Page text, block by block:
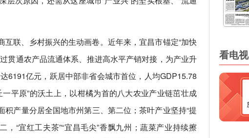
联、乡村振兴的生动画卷。近年来，宜昌市锚定“加快
贯通农产品流通体系、推进高水平产销对接，为产业升
6191亿元，跃居中部非省会城市首位，人均GDP15.78
平原”的沃土上，以柑橘为首的八大农业产业链茁壮成
产量分居全国地市州第三、第二位；茶叶产业坚持“提
“宜红工夫茶”“宜昌毛尖”香飘九州；蔬菜产业持续擦
看电视